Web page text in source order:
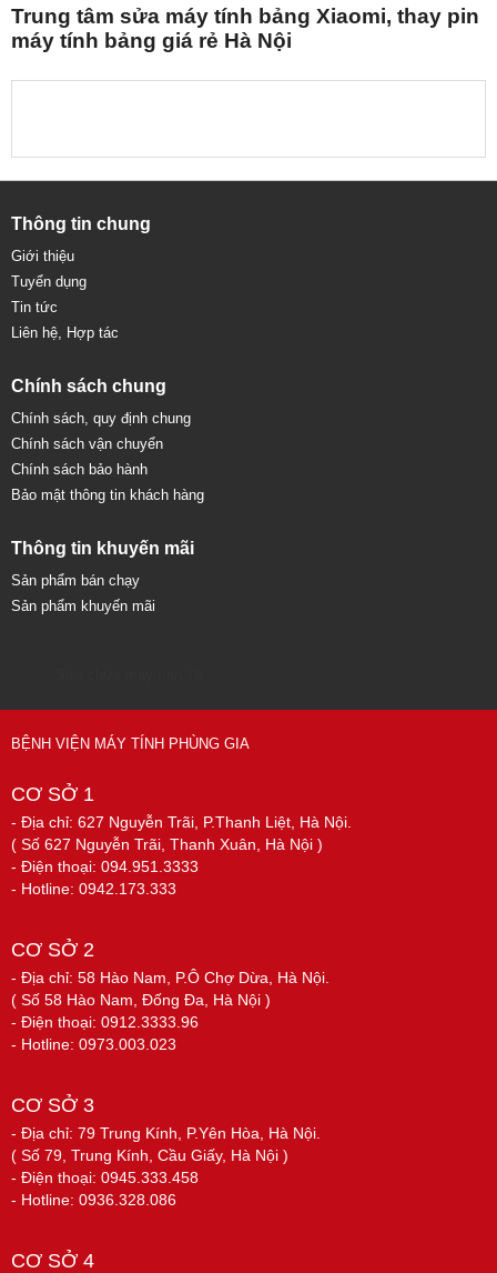
Trung tâm sửa máy tính bảng Xiaomi, thay pin
máy tính bảng giá rẻ Hà Nội
Thông tin chung
Giới thiệu
Tuyển dụng
Tin tức
Liên hệ, Hợp tác
Chính sách chung
Chính sách, quy định chung
Chính sách vận chuyển
Chính sách bảo hành
Bảo mật thông tin khách hàng
Thông tin khuyến mãi
Sản phẩm bán chạy
Sản phẩm khuyến mãi
BỆNH VIỆN MÁY TÍNH PHÙNG GIA
CƠ SỞ 1
- Địa chỉ: 627 Nguyễn Trãi, P.Thanh Liệt, Hà Nội.
( Số 627 Nguyễn Trãi, Thanh Xuân, Hà Nội )
- Điện thoại: 094.951.3333
- Hotline: 0942.173.333
CƠ SỞ 2
- Địa chỉ: 58 Hào Nam, P.Ô Chợ Dừa, Hà Nội.
( Số 58 Hào Nam, Đống Đa, Hà Nội )
- Điện thoại: 0912.3333.96
- Hotline: 0973.003.023
CƠ SỞ 3
- Địa chỉ: 79 Trung Kính, P.Yên Hòa, Hà Nội.
( Số 79, Trung Kính, Cầu Giấy, Hà Nội )
- Điện thoại: 0945.333.458
- Hotline: 0936.328.086
CƠ SỞ 4